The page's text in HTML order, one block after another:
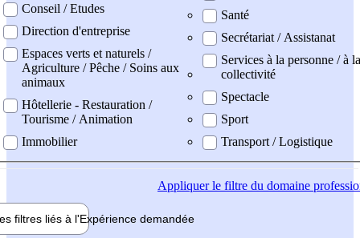
Conseil / Etudes
Direction d'entreprise
Espaces verts et naturels /
Agriculture / Pêche / Soins aux
animaux
Hôtellerie - Restauration /
Tourisme / Animation
Immobilier
Santé
Secrétariat / Assistanat
Services à la personne / à la
collectivité
Spectacle
Sport
Transport / Logistique
Appliquerle filtre du domaine
filtres liés à l'Expérience demandée